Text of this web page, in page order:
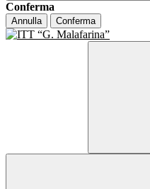
Conferma
Annulla Conferma